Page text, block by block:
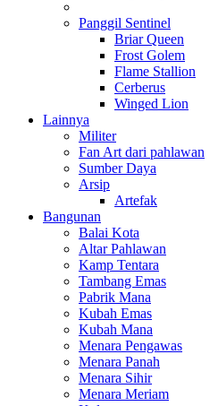
Panggil Sentinel
Briar Queen
Frost Golem
Flame Stallion
Cerberus
Winged Lion
Lainnya
Militer
Fan Art dari pahlawan
Sumber Daya
Arsip
Artefak
Bangunan
Balai Kota
Altar Pahlawan
Kamp Tentara
Tambang Emas
Pabrik Mana
Kubah Emas
Kubah Mana
Menara Pengawas
Menara Panah
Menara Sihir
Menara Meriam